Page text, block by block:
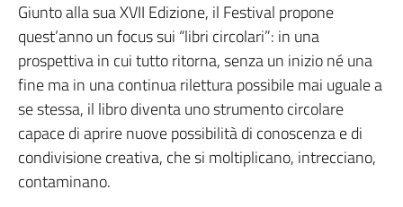
Giunto alla sua XVII Edizione, il Festival propone
quest’anno un focus sui “libri circolari”: in una
prospettiva in cui tutto ritorna, senza un inizio né una
fine ma in una continua rilettura possibile mai uguale a
se stessa, il libro diventa uno strumento circolare
capace di aprire nuove possibilità di conoscenza e di
condivisione creativa, che si moltiplicano, intrecciano,
contaminano.